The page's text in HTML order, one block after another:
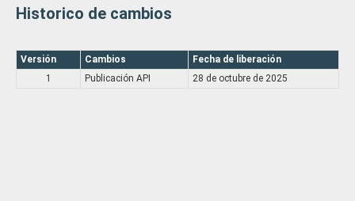
        },
            \"identificacion\": \"830020470\",
\"correo_electronico\":
    \"generalidades\": {
        \"rg_px_qr\": {
            \"x\": \"180\",
            \"y\": \"240\",
Historico de cambios
Versión Cambios
Fecha de liberación
1
Publicación API 28 de octubre de 2025